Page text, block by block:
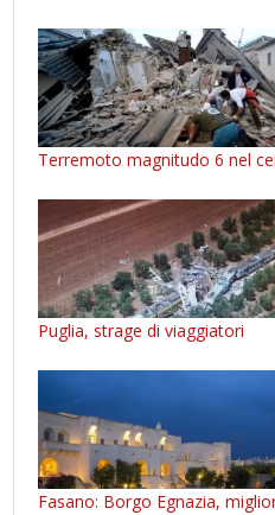
Terremoto magnitudo 6 nel
Puglia, strage di viaggiatori
Fasano: Borgo Egnazia,